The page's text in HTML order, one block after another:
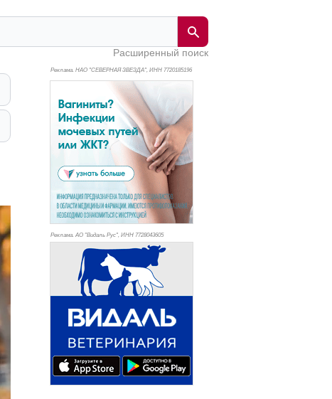
Расширенный поиск
Реклама. НАО "СЕВЕРНАЯ ЗВЕЗДА", ИНН 7720185196
Реклама. АО "Видаль Рус", ИНН 7728043605